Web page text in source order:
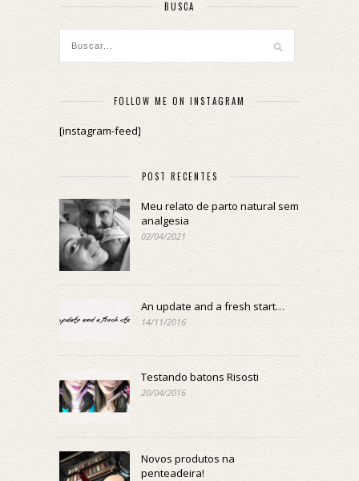
BUSCA
FOLLOW ME ON INSTAGRAM
[instagram-feed]
POST RECENTES
Meu relato de parto natural sem
analgesia
02/04/2021
An update and a fresh start…
14/11/2016
Testando batons Risosti
20/04/2016
Novos produtos na
penteadeira!